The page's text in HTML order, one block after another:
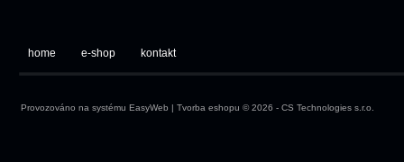
home e-shop kontakt
Provozováno na systému EasyWeb | Tvorba eshopu © 2026 - CS Technologies s.r.o.